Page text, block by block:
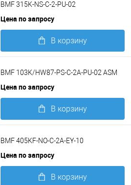
BMF 315K-NS-C-2-PU-02
Цена по запросу
В корзину
BMF 103K/HW87-PS-C-2A-PU-02 ASM
Цена по запросу
В корзину
BMF 405KF-NO-C-2A-EY-10
Цена по запросу
В корзину